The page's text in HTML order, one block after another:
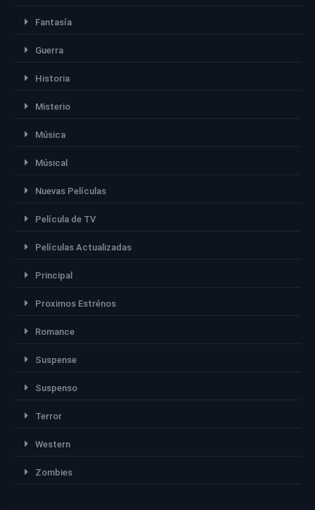
Fantasía
Guerra
Historia
Misterio
Música
Músical
Nuevas Películas
Película de TV
Películas Actualizadas
Principal
Proximos Estrénos
Romance
Suspense
Suspenso
Terror
Western
Zombies